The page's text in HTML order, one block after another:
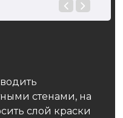
стенами, на
слой краски